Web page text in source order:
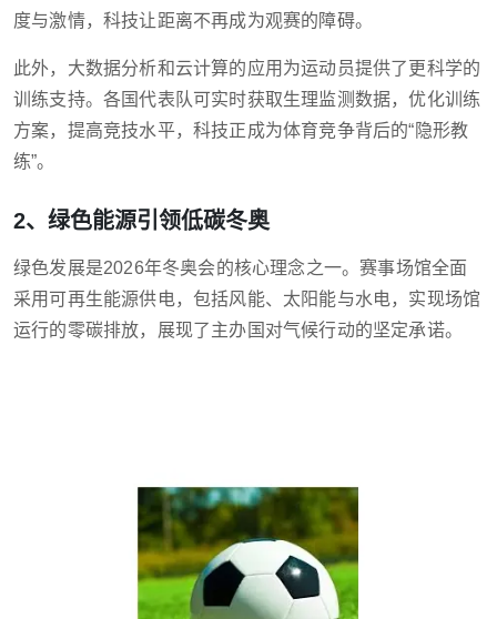
度与激情，科技让距离不再成为观赛的障碍。
此外，大数据分析和云计算的应用为运动员提供了更科学的
训练支持。各国代表队可实时获取生理监测数据，优化训练
方案，提高竞技水平，科技正成为体育竞争背后的“隐形教
练”。
2、绿色能源引领低碳冬奥
绿色发展是2026年冬奥会的核心理念之一。赛事场馆全面
采用可再生能源供电，包括风能、太阳能与水电，实现场馆
运行的零碳排放，展现了主办国对气候行动的坚定承诺。